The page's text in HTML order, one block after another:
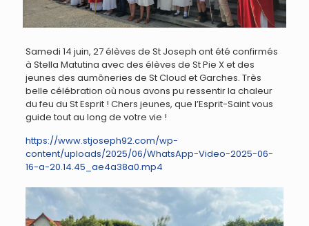
Samedi 14 juin, 27 élèves de St Joseph ont été confirmés
à Stella Matutina avec des élèves de St Pie X et des
jeunes des aumôneries de St Cloud et Garches. Très
belle célébration où nous avons pu ressentir la chaleur
du feu du St Esprit ! Chers jeunes, que l’Esprit-Saint vous
guide tout au long de votre vie !
https://www.stjoseph92.com/wp-
content/uploads/2025/06/WhatsApp-Video-2025-06-
16-a-20.14.45_ae4a38a0.mp4